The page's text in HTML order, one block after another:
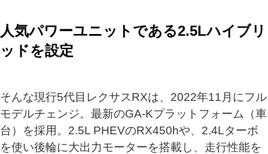
人気パワーユニットである2.5Lハイブリ
ッドを設定
そんな現行5代目レクサスRXは、2022年11月にフル
モデルチェンジ。最新のGA-Kプラットフォーム（車
台）を採用。2.5L PHEVのRX450hや、2.4Lターボ
を使い後輪に大出力モーターを搭載し、走行性能を